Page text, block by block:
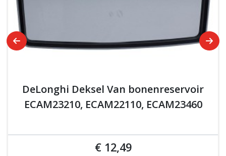
DeLonghi Deksel Van bonenreservoir
ECAM23210, ECAM22110, ECAM23460
€ 12,49